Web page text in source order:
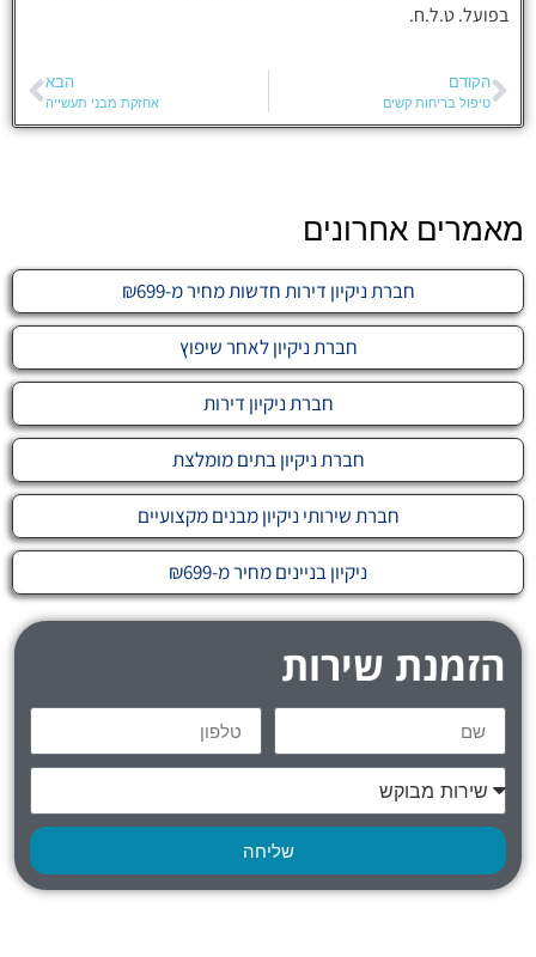
בפועל. ט.ל.ח.
הקודם
טיפול בריחות קשים
הבא
אחזקת מבני תעשייה
מאמרים אחרונים
חברת ניקיון דירות חדשות מחיר מ-₪699
חברת ניקיון לאחר שיפוץ
חברת ניקיון דירות
חברת ניקיון בתים מומלצת
חברת שירותי ניקיון מבנים מקצועיים
ניקיון בניינים מחיר מ-₪699
הזמנת שירות
שליחה